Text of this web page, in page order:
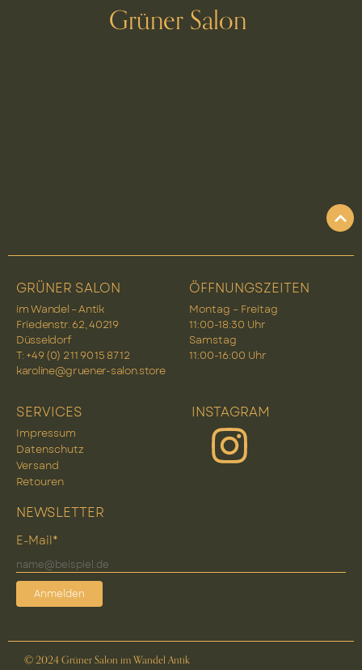
Grüner Salon
GRÜNER SALON
im Wandel – Antik
Friedenstr. 62, 40219
Düsseldorf
T: +49 (0) 2 11 90 15 87 12
karoline@gruener-salon.store
ÖFFNUNGSZEITEN
Montag – Freitag
11:00-18:30 Uhr
Samstag
11:00-16:00 Uhr
SERVICES
Impressum
Datenschutz
Versand
Retouren
INSTAGRAM
NEWSLETTER
E-Mail*
Anmelden
© 2024 Grüner Salon im Wandel Antik